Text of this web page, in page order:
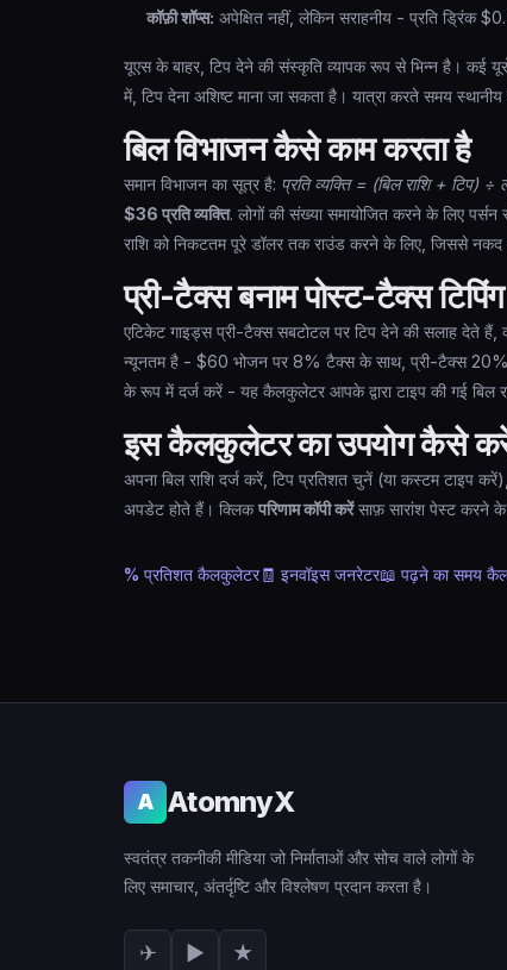
कॉफ़ी शॉप्स: अपेक्षित नहीं, लेकिन सराहनीय - प्रति ड्रिंक
यूएस के बाहर, टिप देने की संस्कृति व्यापक रूप से भिन्न है। कई
में, टिप देना अशिष्ट माना जा सकता है। यात्रा करते समय स्थानीय
बिल विभाजन कैसे काम करता है
समान विभाजन का सूत्र है: प्रति व्यक्ति = (बिल राशि + टिप) ÷
$36 प्रति व्यक्ति. लोगों की संख्या समायोजित करने के लिए पर्सन
राशि को निकटतम पूरे डॉलर तक राउंड करने के लिए, जिससे नकद
प्री-टैक्स बनाम पोस्ट-टैक्स टिपिंग
एटिकेट गाइड्स प्री-टैक्स सबटोटल पर टिप देने की सलाह देते हैं,
न्यूनतम है - $60 भोजन पर 8% टैक्स के साथ, प्री-टैक्स 20%
के रूप में दर्ज करें - यह कैलकुलेटर आपके द्वारा टाइप की गई बिल
इस कैलकुलेटर का उपयोग कैसे
अपना बिल राशि दर्ज करें, टिप प्रतिशत चुनें (या कस्टम टाइप
अपडेट होते हैं। क्लिकपरिणाम कॉपी करेंसाफ़ सारांश पेस्ट करने के
% प्रतिशत कैलकुलेटर🧾 इनवॉइस जनरेटर📖 पढ़ने का समय
A AtomnyX
स्वतंत्र तकनीकी मीडिया जो निर्माताओं और सोच वाले लोगों के
लिए समाचार, अंतर्दृष्टि और विश्लेषण प्रदान करता है।
✈ ▶ ★